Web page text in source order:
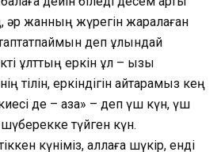
әр жанның жүрегін жаралаған
деп құлындай
ұлттың еркін ұл – қызы
тілін, еркіндігін қайтарамыз кең
де – қазақ» – деп үш күн, үш
түйген күн.
күніміз, аллаға шүкір, енді